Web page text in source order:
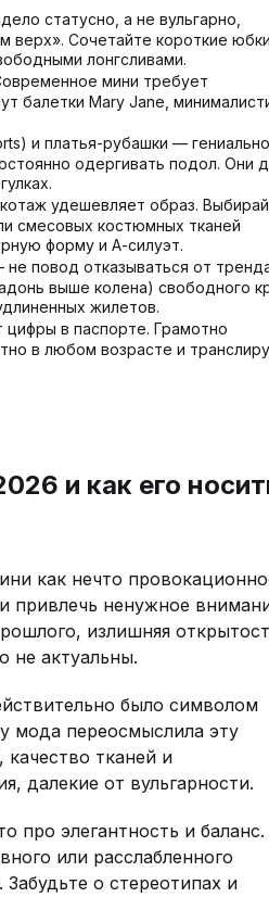
статусно, а не вульгарно,
верх». Сочетайте короткие
лонгсливами.
мини требует
балетки Mary Jane,
и платья-рубашки —
одергивать подол. Они
удешевляет образ.
смесовых костюмных тканей
форму и А-силуэт.
повод отказываться от
выше колена) свободного
жилетов.
цифры в паспорте. Грамотно
в любом возрасте и
и как его
как нечто
привлечь ненужное
излишняя
не актуальны.
было символом
мода переосмыслила эту
тканей и
далекие от вульгарности.
про элегантность и баланс.
или расслабленного
о стереотипах и